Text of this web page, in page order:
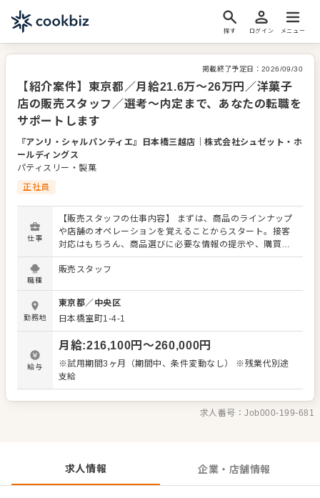
探す ログイン メニュー
掲載終了予定日： 2026/09/30
【紹介案件】東京都／月給21.6万～26万円／洋菓子
店の販売スタッフ／選考～内定まで、あなたの転職を
サポートします
『アンリ・シャルパンティエ』日本橋三越店 ｜株式会社シュゼット・ホ
ールディングス
パティスリー・製菓
正社員
仕事
【販売スタッフの仕事内容】 まずは、商品のラインナップ
や店舗のオペレーションを覚えることからスタート。接客
対応はもちろん、商品選びに必要な情報の提示や、購買意
欲を掻き立てるような陳列にもチャレンジをお願いしま
す！ お店の顔として、お客さまから直接感謝の言葉をいた
す。内容は店舗メンバーに共有しながら、よりよいお店づ
くりを心がけてください。オペレーション改善などのアイ
デアも大歓迎です。 【具体的には…】 ・商品の陳列、POP
作成 ・商品説明やご提案 ・レジ会計、商品お渡し ・清
掃、開店閉店業務 など 入社後はスキルに合わせた業務か
らお任せしますので、徐々に仕事の幅を広げていきましょ
う。成長をしっかりサポートしますので、経験に関わらず
ップなどもめざせます。
職種
販売スタッフ
勤務地
東京都／ 中央区
日本橋室町1-4-1
給与
月給:216,100円〜260,000円
※試用期間3ヶ月（期間中、条件変動なし） ※残業代別途
支給
求人番号：Job000-199-681
求人情報 企業・店舗情報